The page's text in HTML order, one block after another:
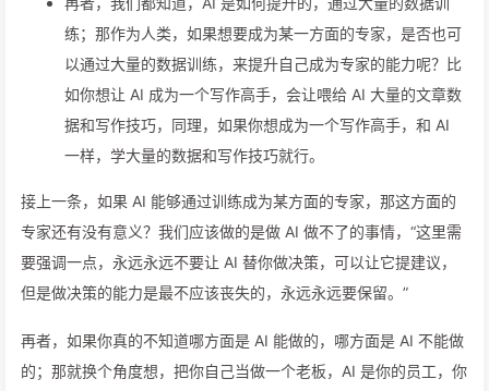
练；那作为人类，如果想要成为某一方面的专家，是否也可
以通过大量的数据训练，来提升自己成为专家的能力呢？比
如你想让 AI 成为一个写作高手，会让喂给 AI 大量的文章数
据和写作技巧，同理，如果你想成为一个写作高手，和 AI
一样，学大量的数据和写作技巧就行。
接上一条，如果 AI 能够通过训练成为某方面的专家，那这方面的
专家还有没有意义？我们应该做的是做 AI 做不了的事情，“这里需
要强调一点，永远永远不要让 AI 替你做决策，可以让它提建议，
但是做决策的能力是最不应该丧失的，永远永远要保留。”
再者，如果你真的不知道哪方面是 AI 能做的，哪方面是 AI 不能做
的；那就换个角度想，把你自己当做一个老板，AI 是你的员工，你